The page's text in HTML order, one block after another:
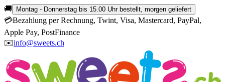
🚚 Montag - Donnerstag bis 15.00 Uhr bestellt, morgen geliefert
💳Bezahlung per Rechnung, Twint, Visa, Mastercard, PayPal,
Apple Pay, PostFinance
✉️info@sweets.ch